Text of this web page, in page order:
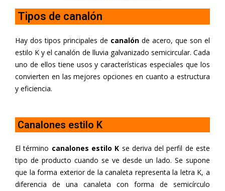
Tipos de canalón
Hay dos tipos principales de canalón de acero, que son el
estilo K y el canalón de lluvia galvanizado semicircular. Cada
uno de ellos tiene usos y características especiales que los
convierten en las mejores opciones en cuanto a estructura
y eficiencia.
Canalones estilo K
El término canalones estilo K se deriva del perfil de este
tipo de producto cuando se ve desde un lado. Se supone
que la forma exterior de la canaleta representa la letra K, a
diferencia de una canaleta con forma de semicírculo